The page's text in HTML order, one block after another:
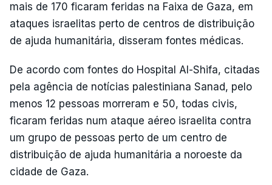
mais de 170 ficaram feridas na Faixa de Gaza, em
ataques israelitas perto de centros de distribuição
de ajuda humanitária, disseram fontes médicas.
De acordo com fontes do Hospital Al-Shifa, citadas
pela agência de notícias palestiniana Sanad, pelo
menos 12 pessoas morreram e 50, todas civis,
ficaram feridas num ataque aéreo israelita contra
um grupo de pessoas perto de um centro de
distribuição de ajuda humanitária a noroeste da
cidade de Gaza.